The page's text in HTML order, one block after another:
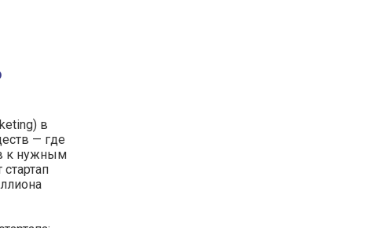
в
— где
к нужным